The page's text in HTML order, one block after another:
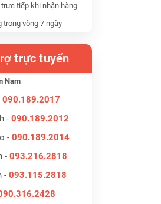
tiếp khi nhận hàng
trong vòng 7 ngày
trực tuyến
Nam
090.189.2017
- 090.189.2012
- 090.189.2014
- 093.216.2818
- 093.115.2818